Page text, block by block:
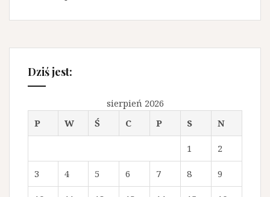
Dziś jest:
sierpień 2026
P
W Ś C P S N
1 2
3 4 5 6 7 8 9